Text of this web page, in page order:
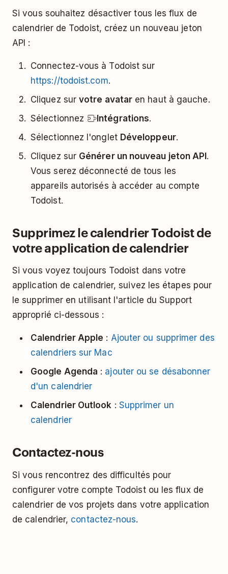
Si vous souhaitez désactiver tous les flux de
calendrier de Todoist, créez un nouveau jeton
API :
Connectez-vous à Todoist sur
https://todoist.com.
Cliquez survotre avatar en haut à gauche.
Sélectionnez
Intégrations.
Sélectionnez l'onglet Développeur.
Cliquez sur Générer un nouveau jeton API.
Vous serez déconnecté de tous les
appareils autorisés à accéder au compte
Todoist.
Supprimez le calendrier Todoist de
votre application de calendrier
Si vous voyez toujours Todoist dans votre
application de calendrier, suivez les étapes pour
le supprimer en utilisant l'article du Support
approprié ci-dessous :
Calendrier Apple : Ajouter ou supprimer des
calendriers sur Mac
Google Agenda : ajouter ou se désabonner
d'un calendrier
Calendrier Outlook : Supprimer un
calendrier
Contactez-nous
Si vous rencontrez des difficultés pour
configurer votre compte Todoist ou les flux de
calendrier de vos projets dans votre application
de calendrier, contactez-nous.